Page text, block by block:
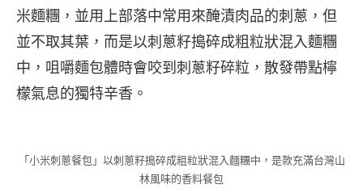
米麵糰，並用上部落中常用來醃漬肉品的刺蔥，但
並不取其葉，而是以刺蔥籽搗碎成粗粒狀混入麵糰
中，咀嚼麵包體時會咬到刺蔥籽碎粒，散發帶點檸
檬氣息的獨特辛香。
「小米刺蔥餐包」以刺蔥籽搗碎成粗粒狀混入麵糰中，是款充滿台灣山
林風味的香料餐包